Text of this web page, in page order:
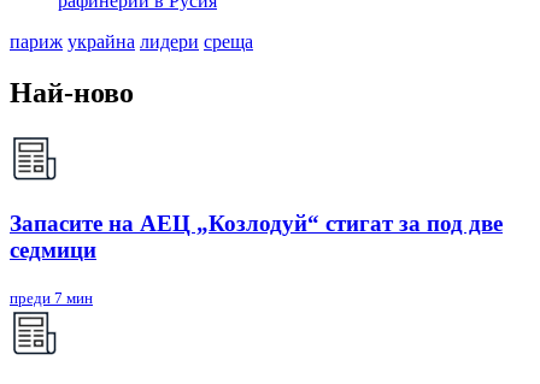
париж украйна лидери среща
Най-ново
Запасите на АЕЦ „Козлодуй“ стигат за под две
седмици
преди 7 мин